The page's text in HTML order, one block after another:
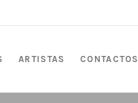
ARTISTAS CONTACTOS